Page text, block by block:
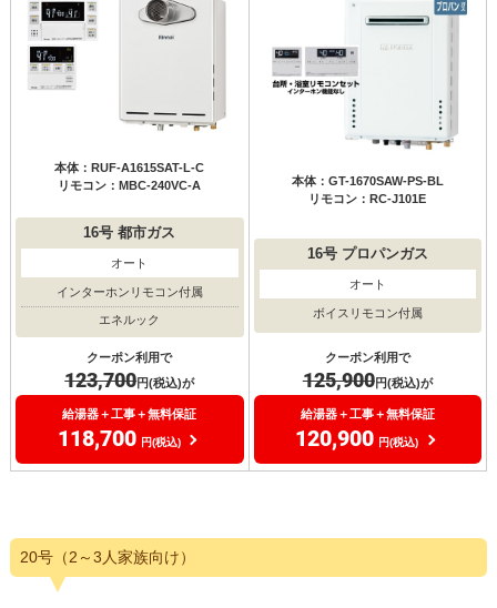
本体：RUF-A1615SAT-L-C
リモコン：MBC-240VC-A
16号 都市ガス
オート
インターホンリモコン付属
エネルック
クーポン利用で
123,700円(税込)が
給湯器＋工事＋無料保証
118,700 円(税込)
本体：GT-1670SAW-PS-BL
リモコン：RC-J101E
16号プロパンガス
オート
ボイスリモコン付属
クーポン利用で
125,900円(税込)が
給湯器＋工事＋無料保証
120,900 円(税込)
20号（2～3人家族向け）